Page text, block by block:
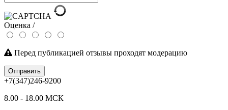
Оценка /
Перед публикацией отзывы проходят модерацию
Отправить
+7(347)246-9200
8.00 - 18.00 МСК